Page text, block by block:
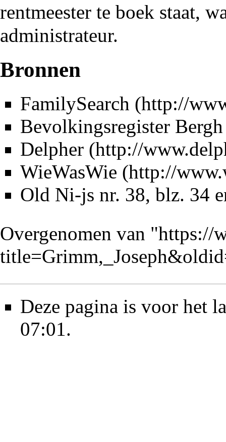
rentmeester te boek staat,
administrateur.
Bronnen
FamilySearch
Bevolkingsregister Bergh
Delpher
WieWasWie
Old Ni-js nr. 38, blz. 34
Overgenomen van "https://
Deze pagina is voor het
07:01.